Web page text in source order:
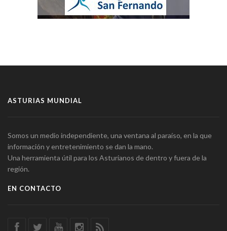
ASTURIAS MUNDIAL
Somos un medio independiente, una ventana al paraíso, en la que
información y entretenimiento se dan la mano.
Una herramienta útil para los Asturianos de dentro y fuera de la
región.
EN CONTACTO